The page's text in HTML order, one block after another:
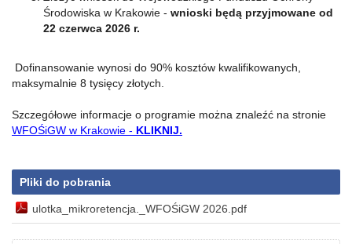
Środowiska w Krakowie - wnioski będą przyjmowane od
22 czerwca 2026 r.
Dofinansowanie wynosi do 90% kosztów kwalifikowanych,
maksymalnie 8 tysięcy złotych.
Szczegółowe informacje o programie można znaleźć na stronie
WFOŚiGW w Krakowie - KLIKNIJ.
Pliki do pobrania
ulotka_mikroretencja._WFOŚiGW 2026.pdf